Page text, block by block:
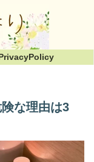
な理由は3